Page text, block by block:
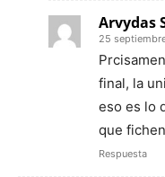
Arvydas
25
final, la
eso es lo
que
Respuesta